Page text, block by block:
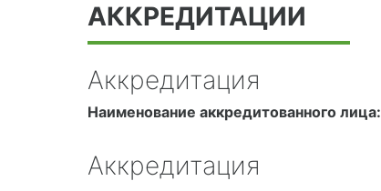
АККРЕДИТАЦИИ
Аккредитация
Наименование аккредитованного лица:
Аккредитация